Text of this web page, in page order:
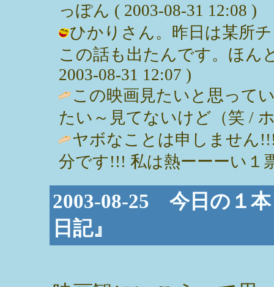
っぽん ( 2003-08-31 12:08 )
ひかりさん。昨日は某所
この話も出たんです。ほん
2003-08-31 12:07 )
この映画見たいと思って
たい～見てないけど（笑 /
ヤボなことは申しません
分です!!! 私は熱ーーーい１
2003-08-25 今日の１
日記』